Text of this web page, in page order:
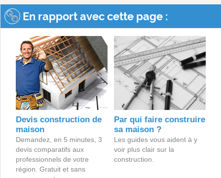
En rapport avec cette page :
Devis construction de
maison
Demandez, en 5 minutes, 3
devis comparatifs aux
professionnels de votre
région. Gratuit et sans
Par qui faire construire
sa maison ?
Les guides vous aident à y
voir plus clair sur la
construction.